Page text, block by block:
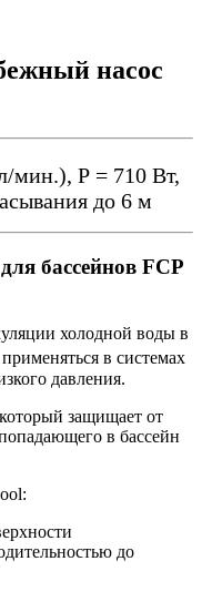
насос
мин.), Р = 710 Вт,
до 6 м
бассейнов FCP
холодной воды в
в системах
давления.
защищает от
в бассейн
до